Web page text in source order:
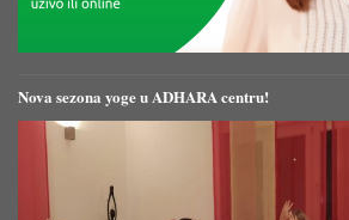
Nova sezona yoge u ADHARA centru!